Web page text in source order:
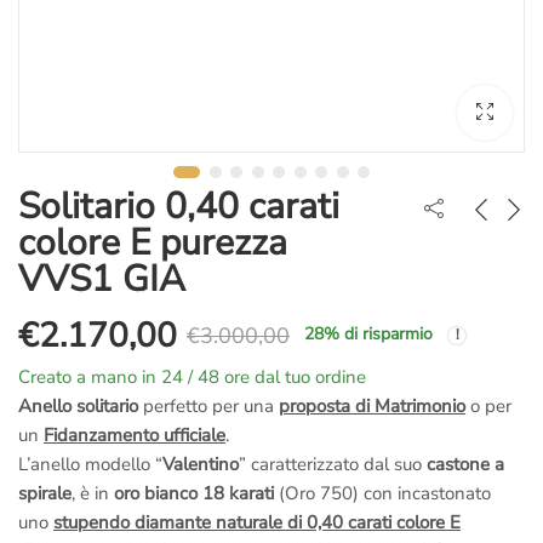
Solitario 0,40 carati
colore E purezza
VVS1 GIA
€3.000,00
Il
prezzo
originale
era:
€2.170,00
Il
prezzo
attuale
è:
28% di risparmio
Creato a mano in 24 / 48 ore dal tuo ordine
Anello solitarioperfetto per una proposta di Matrimonioo per
un Fidanzamento ufficiale.
L’anello modello “Valentino” caratterizzato dal suo castone a
spirale, è in oro bianco 18 karati (Oro 750) con incastonato
uno stupendo diamante naturale di 0,40 carati colore E